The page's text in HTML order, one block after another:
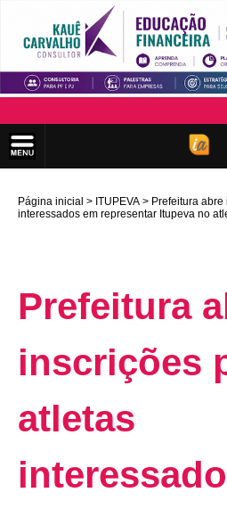
Página inicial ITUPEVA
Prefeitura
interessados em representar Itupeva no
Prefeitura
inscrições
atletas